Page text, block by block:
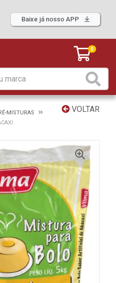
Baixe já nosso APP
0
VOLTAR
MISTURAS